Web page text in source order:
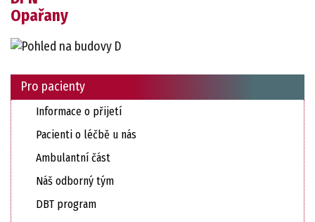
Pro pacienty
Informace o přijetí
Pacienti o léčbě u nás
Ambulantní část
Náš odborný tým
DBT program